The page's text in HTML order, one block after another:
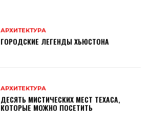
АРХИТЕКТУРА
ГОРОДСКИЕ ЛЕГЕНДЫ ХЬЮСТОНА
АРХИТЕКТУРА
ДЕСЯТЬ МИСТИЧЕСКИХ МЕСТ ТЕХАСА,
КОТОРЫЕ МОЖНО ПОСЕТИТЬ